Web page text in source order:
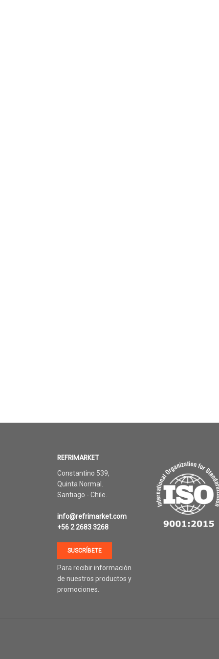
REFRIMARKET
Constantino 539,
Quinta Normal.
Santiago - Chile.
info@refrimarket.com
+56 2 2683 3268
SUSCRÍBETE
Para recibir información
de nuestros productos y
promociones.